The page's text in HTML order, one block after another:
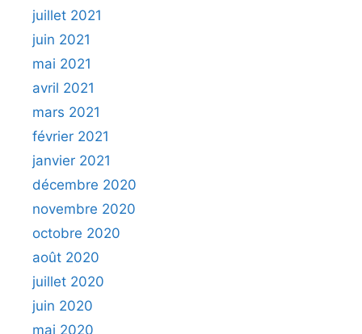
juillet 2021
juin 2021
mai 2021
avril 2021
mars 2021
février 2021
janvier 2021
décembre 2020
novembre 2020
octobre 2020
août 2020
juillet 2020
juin 2020
mai 2020